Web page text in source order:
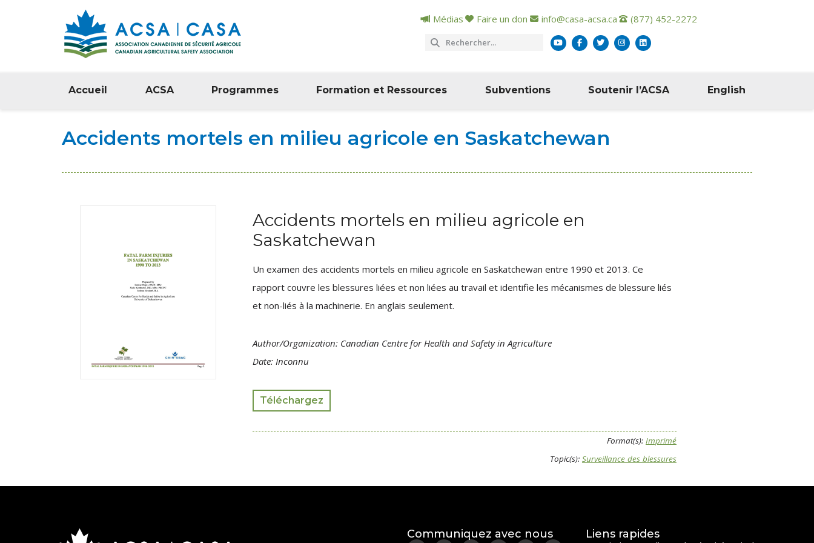
Médias Faire un don info@casa-acsa.ca (877) 452-2272
Accueil ACSA Programmes Formation et Ressources Subventions Soutenir l’ACSA English
Accidents mortels en milieu agricole en Saskatchewan
Accidents mortels en milieu agricole en
Saskatchewan
Un examen des accidents mortels en milieu agricole en Saskatchewan entre 1990 et 2013. Ce
rapport couvre les blessures liées et non liées au travail et identifie les mécanismes de blessure liés
et non-liés à la machinerie. En anglais seulement.
Author/Organization: Canadian Centre for Health and Safety in Agriculture
Date: Inconnu
Téléchargez
Format(s): Imprimé
Topic(s): Surveillance des blessures
Communiquez avec nous Liens rapides